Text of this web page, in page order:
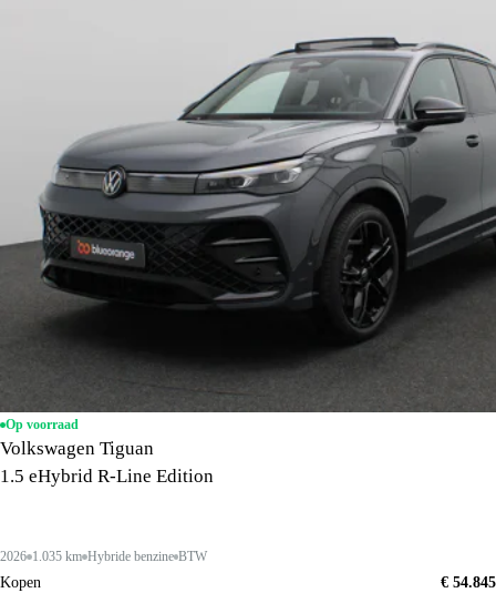
Op voorraad
Volkswagen Tiguan
1.5 eHybrid R-Line Edition
2026 1.035 km Hybride benzine BTW
Kopen
€ 54.845